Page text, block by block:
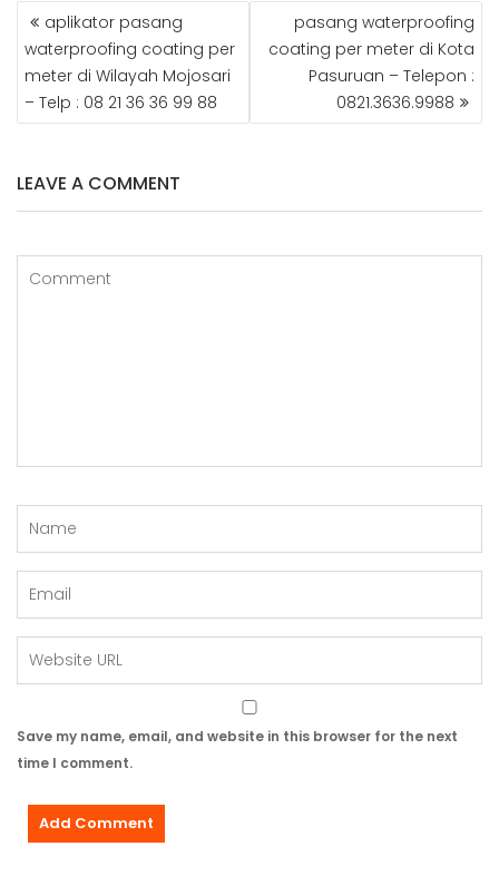
e
b
o
o
k
e
r
e
st
e
r e
r
dI
bl
r
POST
NAVIGATION
aplikator pasang
waterproofing coating per
meter di Wilayah Mojosari
– Telp : 08 21 36 36 99 88
pasang waterproofing
coating per meter di Kota
Pasuruan – Telepon :
0821.3636.9988
LEAVE A COMMENT
Save my name, email, and website in this browser for the next
time I comment.